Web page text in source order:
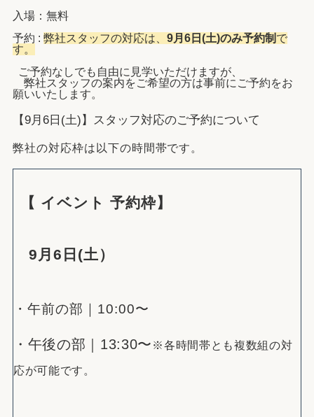
入場：無料
予約 : 弊社スタッフの対応は、 9月6日(土)のみ予約制 で
す。
ご予約なしでも自由に見学いただけますが、
弊社スタッフの案内をご希望の方は事前にご予約をお
願いいたします。
【9月6日(土)】スタッフ対応のご予約について
弊社の対応枠は以下の時間帯です。
【 イベント 予約枠】
9月6日(土）
・午前の部｜10:00〜
・午後の部｜13:30〜 ※各時間帯とも複数組の対
応が可能です。